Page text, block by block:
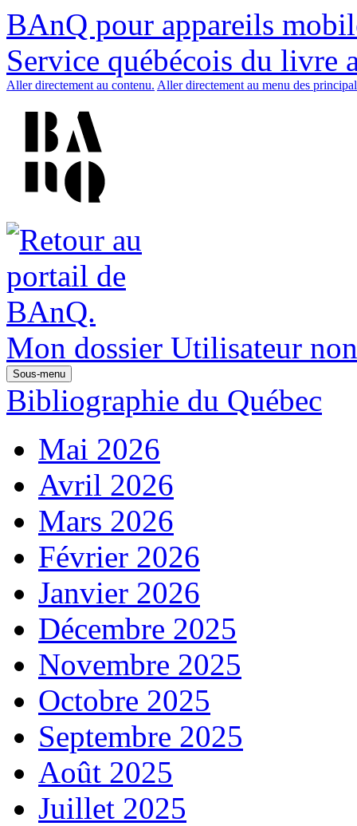
BAnQ pour appareils
Service québécois du livre
Aller directement au contenu. Aller directement au menu des
Mon dossier Utilisateur
Sous-menu
Bibliographie du Québec
Mai 2026
Avril 2026
Mars 2026
Février 2026
Janvier 2026
Décembre 2025
Novembre 2025
Octobre 2025
Septembre 2025
Août 2025
Juillet 2025